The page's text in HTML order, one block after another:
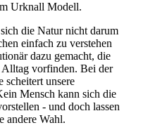
Urknall Modell.
die Natur nicht darum
einfach zu verstehen
dazu gemacht, die
vorfinden. Bei der
scheitert unsere
Mensch kann sich die
- und doch lassen
andere Wahl.